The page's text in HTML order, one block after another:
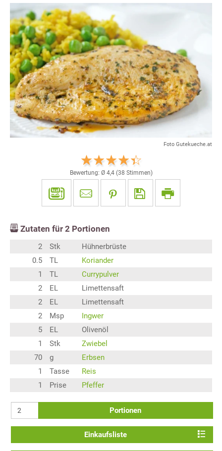
Foto Gutekueche.at
Bewertung: Ø 4,4(38 Stimmen)
Zutaten für 2 Portionen
2 Stk
Hühnerbrüste
0.5
TL
Koriander
1
TL
Currypulver
2
EL
Limettensaft
2
EL
Limettensaft
2
Msp
Ingwer
5
EL
Olivenöl
1
Stk
Zwiebel
70
g
Erbsen
1
Tasse
Reis
1
Prise Pfeffer
Portionen
Einkaufsliste